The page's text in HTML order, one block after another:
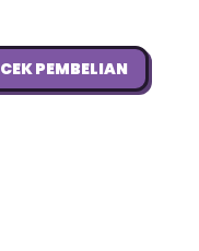
CEK PEMBELIAN